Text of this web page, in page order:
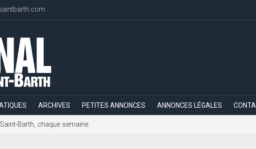
ARCHIVES PETITES ANNONCES ANNONCES LÉGALES
Barth, chaque semaine.